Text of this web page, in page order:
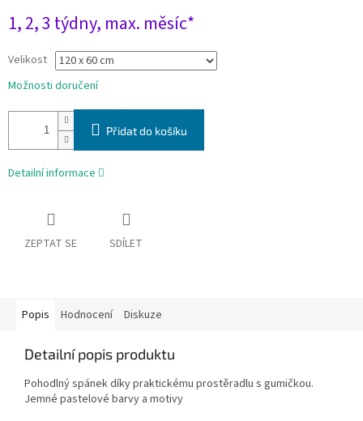
cena:
1, 2, 3 týdny, max. měsíc*
Velikost
Možnosti doručení
Přidat do košíku
Detailní informace
ZEPTAT SE SDÍLET
Popis Hodnocení Diskuze
Detailní popis produktu
Pohodlný spánek díky praktickému prostěradlu s gumičkou.
Jemné pastelové barvy a motivy